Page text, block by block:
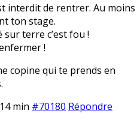
interdit de rentrer. Au moins
ton stage.
terre c’est fou !
!
copine qui te prends en
min #70180 Répondre